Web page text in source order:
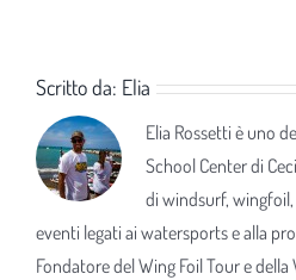
Scritto da: Elia
Elia Rossetti è uno
School Center di
di windsurf,
eventi legati ai watersports e alla
Fondatore del Wing Foil Tour e della